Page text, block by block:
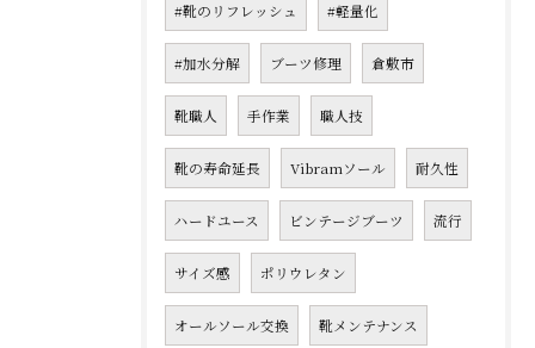
#靴のリフレッシュ #軽量化
#加水分解 ブーツ修理 倉敷市
靴職人 手作業 職人技
靴の寿命延長 Vibramソール 耐久性
ハードユース ビンテージブーツ 流行
サイズ感 ポリウレタン
オールソール交換 靴メンテナンス